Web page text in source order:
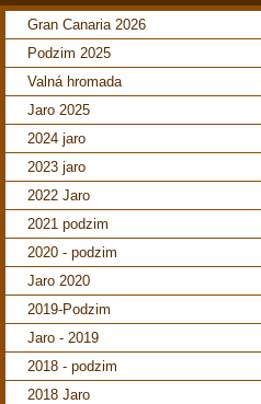
Gran Canaria 2026
Podzim 2025
Valná hromada
Jaro 2025
2024 jaro
2023 jaro
2022 Jaro
2021 podzim
2020 - podzim
Jaro 2020
2019-Podzim
Jaro - 2019
2018 - podzim
2018 Jaro